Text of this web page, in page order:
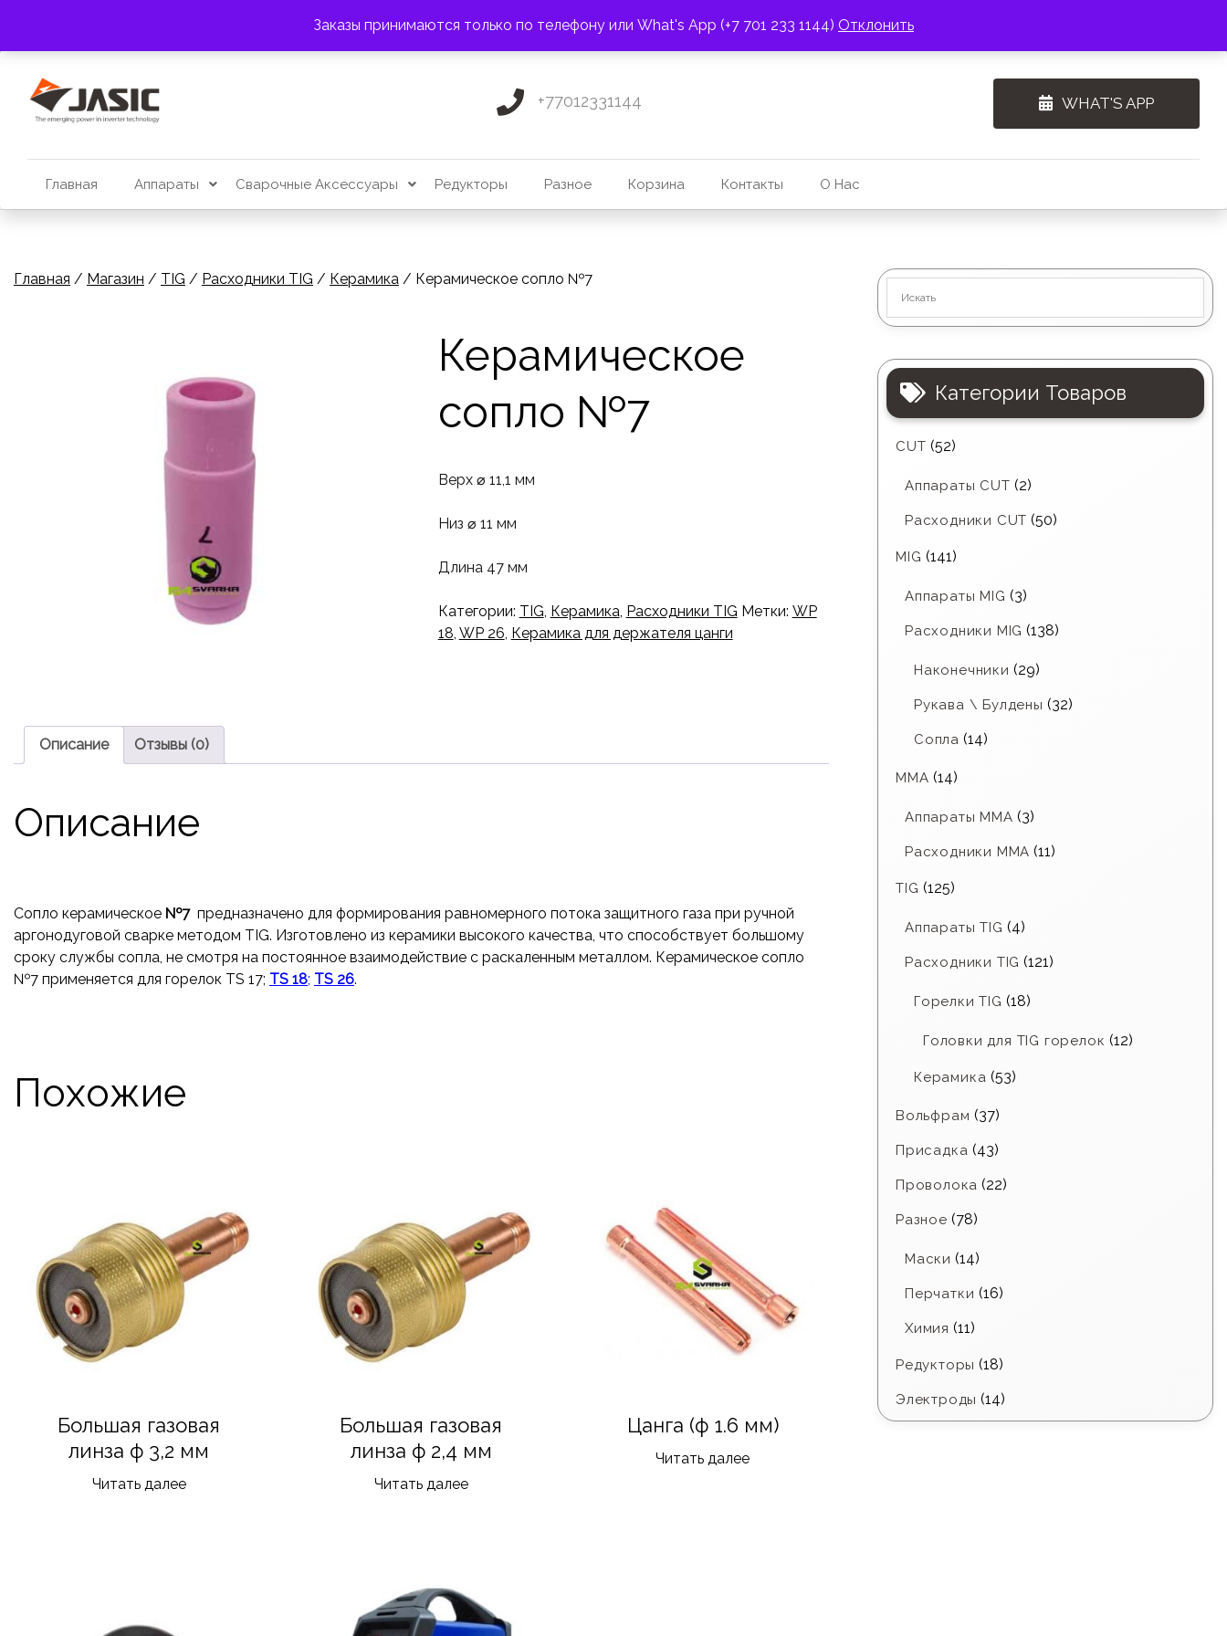
Заказы принимаются только по телефону или What's App (+7 701 233 1144) Отклонить
содержимому
ПОЧТА: 3275131@mail.ru
+77012331144 WHAT'S APP
Главная Аппараты Сварочные Аксессуары Редукторы Разное Корзина Контакты О Нас
Главная / Магазин / TIG / Расходники TIG / Керамика / Керамическое сопло №7
Керамическое
сопло №7
Верх ⌀ 11,1 мм
Низ ⌀ 11 мм
Длина 47 мм
Категории: TIG, Керамика, Расходники TIG Метки: WP
18, WP 26, Керамика для держателя цанги
Описание Отзывы (0)
Описание
Сопло керамическое №7предназначено для формирования равномерного потока защитного газа при ручной
аргонодуговой сварке методом TIG. Изготовлено из керамики высокого качества, что способствует большому
сроку службы сопла, не смотря на постоянное взаимодействие с раскаленным металлом. Керамическое сопло
№7 применяется для горелок TS 17; TS 18; TS 26.
Похожие
Большая газовая
линза ф 3,2 мм
Читать далее
Большая газовая
линза ф 2,4 мм
Читать далее
Цанга (ф 1.6 мм)
Читать далее
Категории Товаров
CUT (52)
Аппараты CUT (2)
Расходники CUT (50)
MIG (141)
Аппараты MIG (3)
Расходники MIG (138)
Наконечники (29)
Рукава \ Булдены (32)
Сопла (14)
MMA (14)
Аппараты MMA (3)
Расходники ММА (11)
TIG (125)
Аппараты TIG (4)
Расходники TIG (121)
Горелки TIG (18)
Головки для TIG горелок (12)
Керамика (53)
Вольфрам (37)
Присадка (43)
Проволока (22)
Разное (78)
Маски (14)
Перчатки (16)
Химия (11)
Редукторы (18)
Электроды (14)